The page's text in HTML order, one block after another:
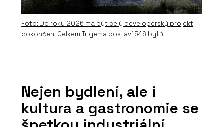
Foto: Do roku 2026 má být celý developerský projekt
dokončen. Celkem Trigema postaví 546 bytů.
Nejen bydlení, ale i
kultura a gastronomie se